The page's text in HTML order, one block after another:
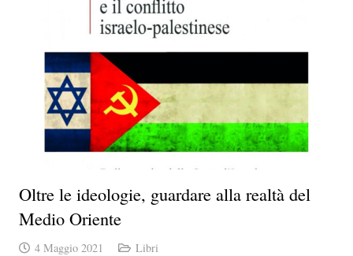
Oltre le ideologie, guardare alla realtà del
Medio Oriente
4 Maggio 2021 Libri